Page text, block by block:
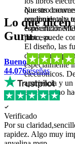
que tus
rendimiento y
convertidor
proceso.
Nuestro
equipo de alta
tanto, puede
El diseño, las
documento
especialmente
electrónicos.
apariencia y un
en el camino
Lo que dicen
Guru
Bueno
44,076reseñas
Verificado
Por su
rapidez. Algo muy